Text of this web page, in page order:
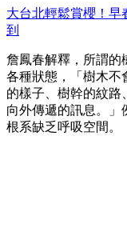
大台北輕鬆賞櫻！早
到
詹鳳春解釋，所謂的
各種狀態，「樹木不
的樣子、樹幹的紋
向外傳遞的訊息。」
根系缺乏呼吸空間。